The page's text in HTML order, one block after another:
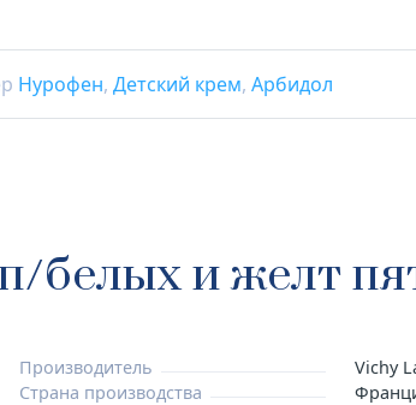
Нурофен, Детский крем, Арбидол
белых и желт
Производитель
Vichy
Страна производства